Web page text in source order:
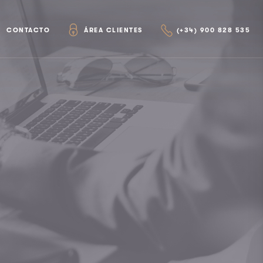
CONTACTO ÁREA CLIENTES (+34) 900 828 535